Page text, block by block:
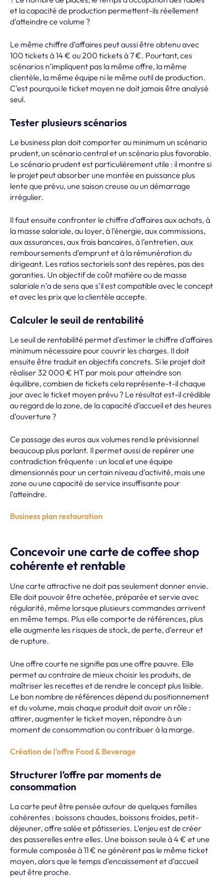
et la capacité de production permettent-ils réellement
d’atteindre ce volume ?
Le même chiffre d’affaires peut aussi être obtenu avec
100 tickets à 14 € ou 200 tickets à 7 €. Pourtant, ces
scénarios n’impliquent pas la même offre, la même
clientèle, la même équipe ni le même outil de production.
C’est pourquoi le ticket moyen ne doit jamais être analysé
seul.
Tester plusieurs scénarios
Le business plan doit comporter au minimum un scénario
prudent, un scénario central et un scénario plus favorable.
Le scénario prudent est particulièrement utile : il montre si
le projet peut absorber une montée en puissance plus
lente que prévu, une saison creuse ou un démarrage
irrégulier.
Il faut ensuite confronter le chiffre d’affaires aux achats, à
la masse salariale, au loyer, à l’énergie, aux commissions,
aux assurances, aux frais bancaires, à l’entretien, aux
remboursements d’emprunt et à la rémunération du
dirigeant. Les ratios sectoriels sont des repères, pas des
garanties. Un objectif de coût matière ou de masse
salariale n’a de sens que s’il est compatible avec le concept
et avec les prix que la clientèle accepte.
Calculer le seuil de rentabilité
Le seuil de rentabilité permet d’estimer le chiffre d’affaires
minimum nécessaire pour couvrir les charges. Il doit
ensuite être traduit en objectifs concrets. Si le projet doit
réaliser 32 000 € HT par mois pour atteindre son
équilibre, combien de tickets cela représente-t-il chaque
jour avec le ticket moyen prévu ? Le résultat est-il crédible
au regard de la zone, de la capacité d’accueil et des heures
d’ouverture ?
Ce passage des euros aux volumes rend le prévisionnel
beaucoup plus parlant. Il permet aussi de repérer une
contradiction fréquente : un local et une équipe
dimensionnés pour un certain niveau d’activité, mais une
zone ou une capacité de service insuffisante pour
l’atteindre.
Business plan restauration
Concevoir une carte de coffee shop
cohérente et rentable
Une carte attractive ne doit pas seulement donner envie.
Elle doit pouvoir être achetée, préparée et servie avec
régularité, même lorsque plusieurs commandes arrivent
en même temps. Plus elle comporte de références, plus
elle augmente les risques de stock, de perte, d’erreur et
de rupture.
Une offre courte ne signifie pas une offre pauvre. Elle
permet au contraire de mieux choisir les produits, de
maîtriser les recettes et de rendre le concept plus lisible.
Le bon nombre de références dépend du positionnement
et du volume, mais chaque produit doit avoir un rôle :
attirer, augmenter le ticket moyen, répondre à un
moment de consommation ou contribuer à la marge.
Création de l’offre Food & Beverage
Structurer l’offre par moments de
consommation
La carte peut être pensée autour de quelques familles
cohérentes : boissons chaudes, boissons froides, petit-
déjeuner, offre salée et pâtisseries. L’enjeu est de créer
des passerelles entre elles. Une boisson seule à 4 € et une
formule composée à 11 € ne génèrent pas le même ticket
moyen, alors que le temps d’encaissement et d’accueil
peut être proche.